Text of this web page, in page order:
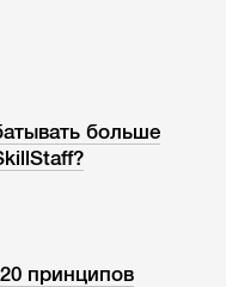
больше
принципов